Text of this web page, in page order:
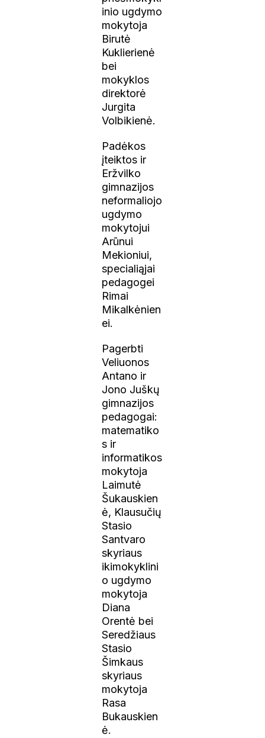
inio ugdymo
mokytoja
Birutė
Kuklierienė
bei
mokyklos
direktorė
Jurgita
Volbikienė.
Padėkos
įteiktos ir
Eržvilko
gimnazijos
neformaliojo
ugdymo
mokytojui
Arūnui
Mekioniui,
specialiąjai
pedagogei
Rimai
Mikalkėnien
ei.
Pagerbti
Veliuonos
Antano ir
Jono Juškų
gimnazijos
pedagogai:
matematiko
s ir
informatikos
mokytoja
Laimutė
Šukauskien
ė, Klausučių
Stasio
Santvaro
skyriaus
ikimokyklini
o ugdymo
mokytoja
Diana
Orentė bei
Seredžiaus
Stasio
Šimkaus
skyriaus
mokytoja
Rasa
Bukauskien
ė.